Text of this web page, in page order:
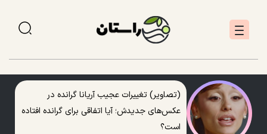
(تصاویر) تغییرات عجیب آریانا گرانده در
عکس‌های جدیدش؛ آیا اتفاقی برای گرانده افتاده
است؟